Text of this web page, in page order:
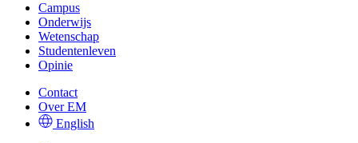
Campus
Onderwijs
Wetenschap
Studentenleven
Opinie
Contact
Over EM
English